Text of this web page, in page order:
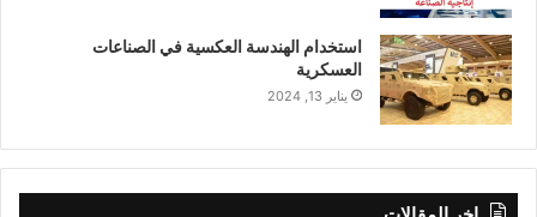
استخدام الهندسة العكسية في الصناعات
العسكرية
يناير 13, 2024